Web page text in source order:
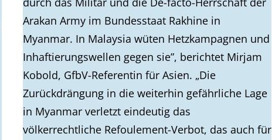
Arakan Army im Bundesstaat Rakhine in
Myanmar. In Malaysia wüten Hetzkampagnen und
Inhaftierungswellen gegen sie”, berichtet Mirjam
Kobold, GfbV-Referentin für Asien. „Die
Zurückdrängung in die weiterhin gefährliche Lage
in Myanmar verletzt eindeutig das
völkerrechtliche Refoulement-Verbot, das auch für